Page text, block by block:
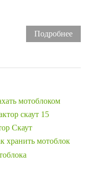
Подробнее
мотоблоком
скаут 15
Скаут
хранить мотоблок